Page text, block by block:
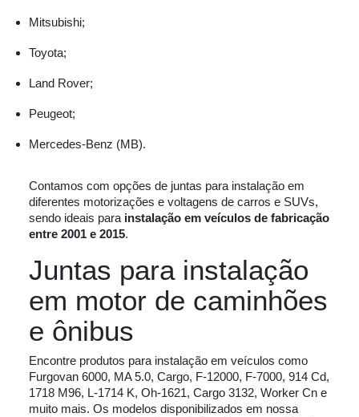
Mitsubishi;
Toyota;
Land Rover;
Peugeot;
Mercedes-Benz (MB).
Contamos com opções de juntas para instalação em
diferentes motorizações e voltagens de carros e SUVs,
sendo ideais para instalação em veículos de fabricação
entre 2001 e 2015.
Juntas para instalação
em motor de caminhões
e ônibus
Encontre produtos para instalação em veículos como
Furgovan 6000, MA 5.0, Cargo, F-12000, F-7000, 914 Cd,
1718 M96, L-1714 K, Oh-1621, Cargo 3132, Worker Cn e
muito mais. Os modelos disponibilizados em nossa